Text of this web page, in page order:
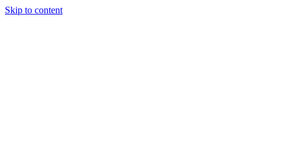
Skip to content